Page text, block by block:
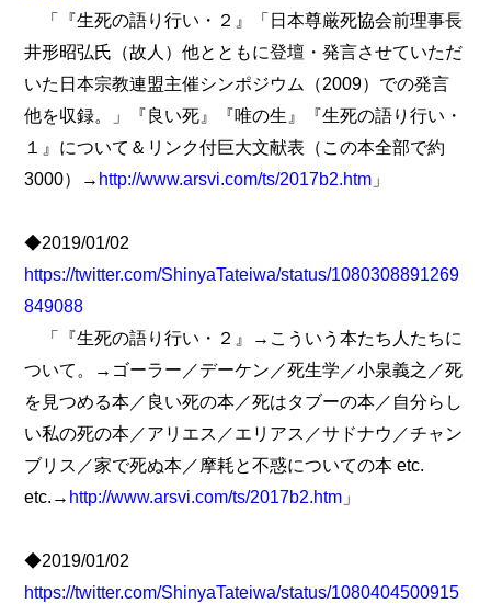
「『生死の語り行い・２』「日本尊厳死協会前理事長
井形昭弘氏（故人）他とともに登壇・発言させていただ
いた日本宗教連盟主催シンポジウム（2009）での発言
他を収録。」『良い死』『唯の生』『生死の語り行い・
１』について＆リンク付巨大文献表（この本全部で約
3000）→ http://www.arsvi.com/ts/2017b2.htm 」
◆2019/01/02
https://twitter.com/ShinyaTateiwa/status/1080308891269
849088
「『生死の語り行い・２』→こういう本たち人たちに
ついて。→ゴーラー／デーケン／死生学／小泉義之／死
を見つめる本／良い死の本／死はタブーの本／自分らし
い私の死の本／アリエス／エリアス／サドナウ／チャン
ブリス／家で死ぬ本／摩耗と不惑についての本 etc.
etc.→ http://www.arsvi.com/ts/2017b2.htm 」
◆2019/01/02
https://twitter.com/ShinyaTateiwa/status/1080404500915